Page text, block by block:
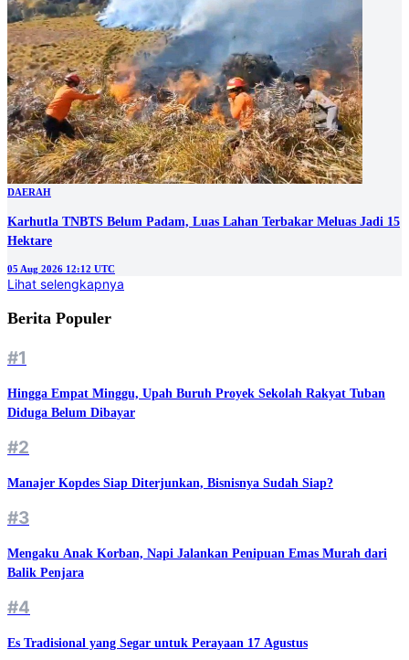
DAERAH
Karhutla TNBTS Belum Padam, Luas Lahan Terbakar Meluas Jadi 15
Hektare
05 Aug 2026 12:12 UTC
Lihat selengkapnya
Berita Populer
#1
Hingga Empat Minggu, Upah Buruh Proyek Sekolah Rakyat Tuban
Diduga Belum Dibayar
#2
Manajer Kopdes Siap Diterjunkan, Bisnisnya Sudah Siap?
#3
Mengaku Anak Korban, Napi Jalankan Penipuan Emas Murah dari
Balik Penjara
#4
Es Tradisional yang Segar untuk Perayaan 17 Agustus